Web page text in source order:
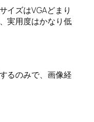
イズはVGAどまり
実用度はかなり低
るのみで、画像経